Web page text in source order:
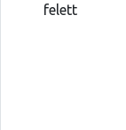
felett